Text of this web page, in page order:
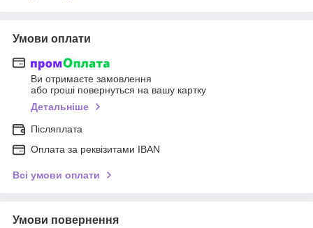
Умови оплати
Ви отримаєте замовлення
або гроші повернуться на вашу картку
Детальніше
Післяплата
Оплата за реквізитами IBAN
Всі умови оплати
Умови повернення